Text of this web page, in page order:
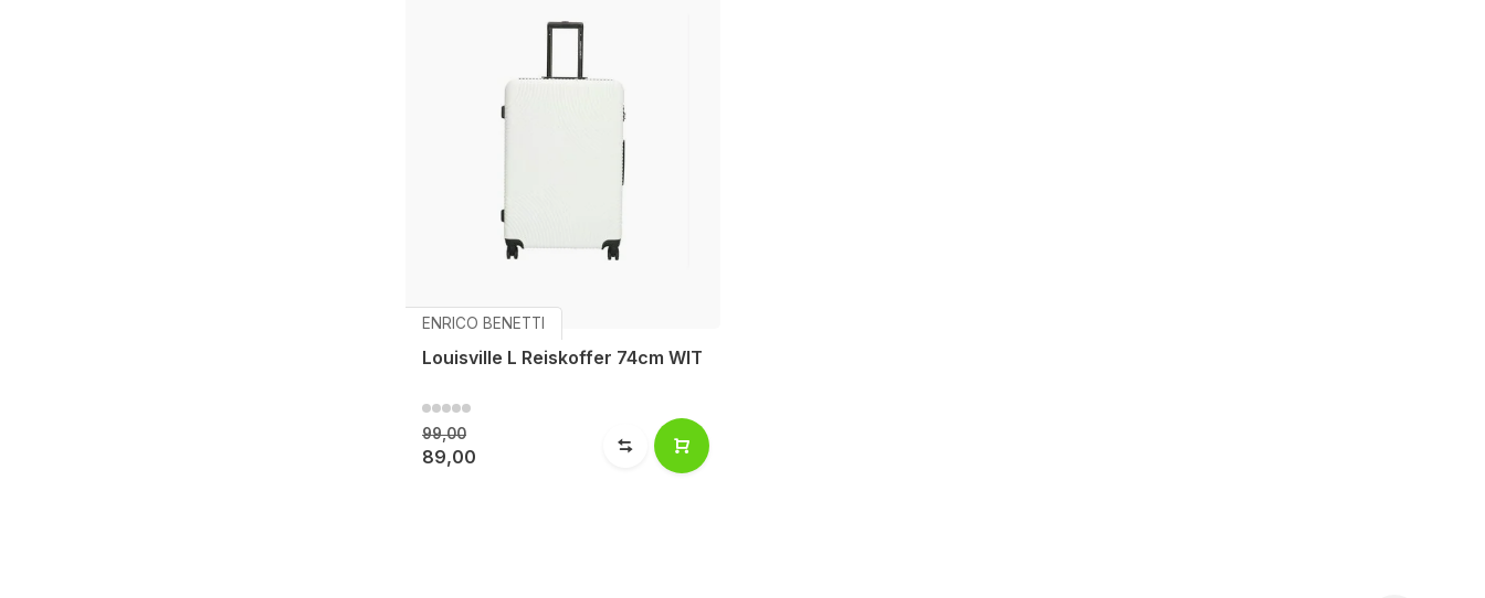
ENRICO BENETTI
Louisville L Reiskoffer 74cm WIT
99,00
89,00